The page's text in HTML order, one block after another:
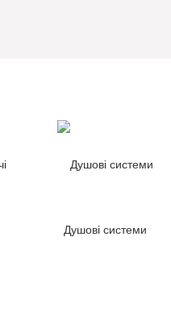
Душові системи